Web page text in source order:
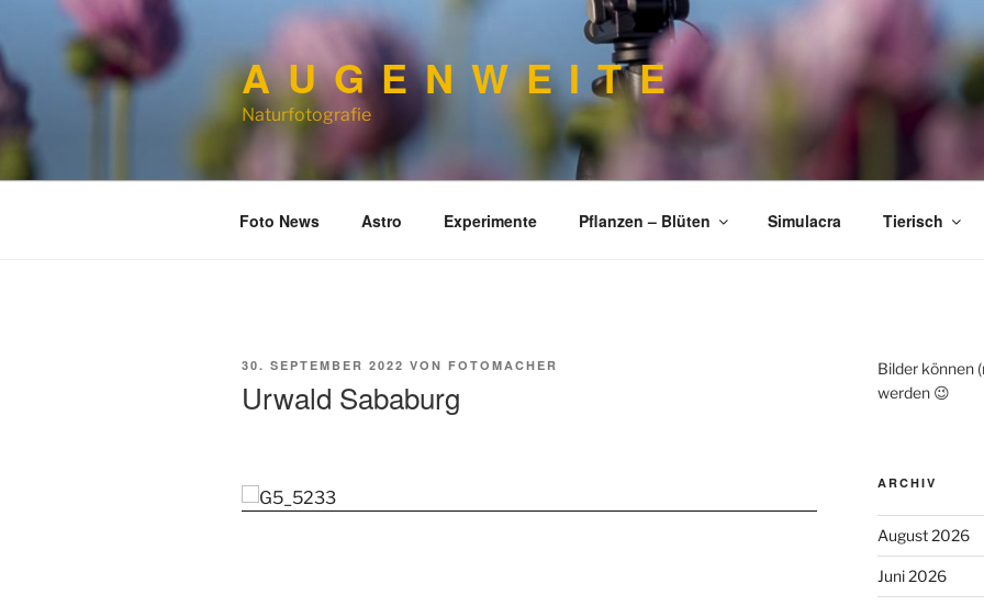
springen
A U G E N W E I T E
Naturfotografie
Foto News Astro Experimente Pflanzen – Blüten Simulacra Tierisch
VERÖFFENTLICHT
30. SEPTEMBER 2022 VON FOTOMACHER
Urwald Sababurg
Bilder können
werden 😉
ARCHIV
August 2026
Juni 2026